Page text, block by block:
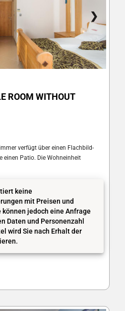
❯
ROOM WITHOUT
verfügt über einen Flachbild-
einen Patio. Die Wohneinheit
keine
mit Preisen und
können jedoch eine Anfrage
Daten und Personenzahl
wird Sie nach Erhalt der